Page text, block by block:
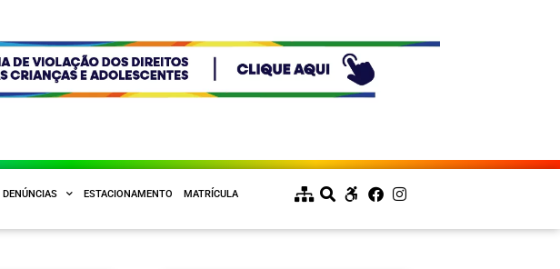
DENÚNCIAS ESTACIONAMENTO MATRÍCULA